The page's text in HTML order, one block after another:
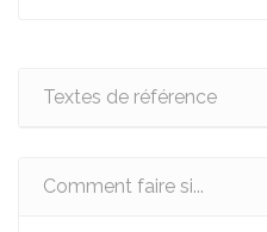
Textes de référence
Comment faire si...